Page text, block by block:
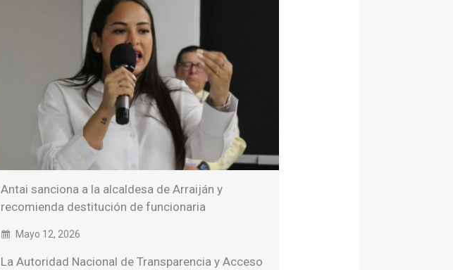
Antai sanciona a la alcaldesa de Arraiján y
recomienda destitución de funcionaria
Mayo 12, 2026
La Autoridad Nacional de Transparencia y Acceso